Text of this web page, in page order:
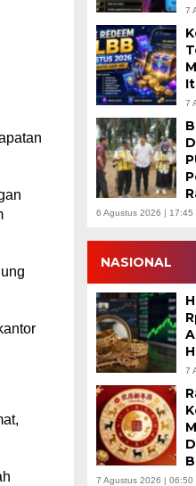
7
7
6 Agustus 2026 | 17:45
NASIONAL
7
7 Agustus 2026 | 06:50